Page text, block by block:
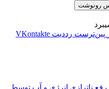
رونوشت
‫پین‌ترست ‫رددیت ‫VKontakte